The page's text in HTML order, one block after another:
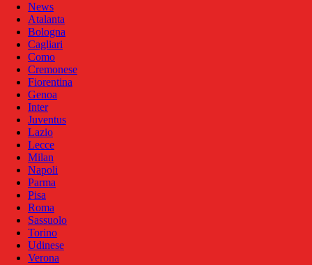
News
Atalanta
Bologna
Cagliari
Como
Cremonese
Fiorentina
Genoa
Inter
Juventus
Lazio
Lecce
Milan
Napoli
Parma
Pisa
Roma
Sassuolo
Torino
Udinese
Verona